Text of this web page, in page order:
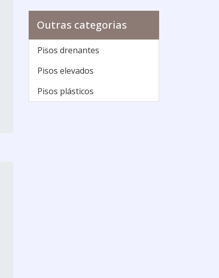
Outras categorias
Pisos drenantes
Pisos elevados
Pisos plásticos